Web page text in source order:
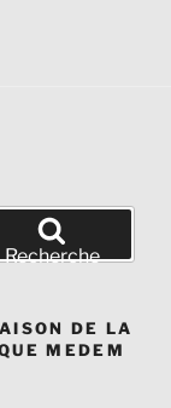
Recherche
DE LA
MEDEM